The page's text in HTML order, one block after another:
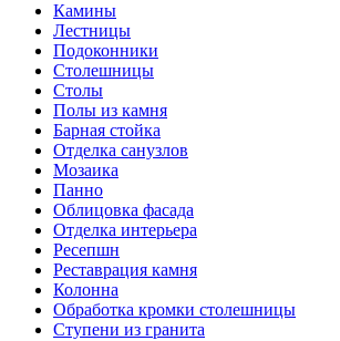
Камины
Лестницы
Подоконники
Столешницы
Столы
Полы из камня
Барная стойка
Отделка санузлов
Мозаика
Панно
Облицовка фасада
Отделка интерьера
Ресепшн
Реставрация камня
Колонна
Обработка кромки столешницы
Ступени из гранита